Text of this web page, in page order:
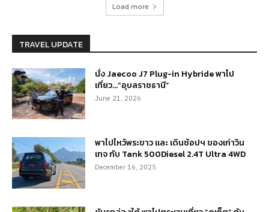
Load more
TRAVEL UPDATE
นั่ง Jaecoo J7 Plug-in Hybride พาไป
เที่ยว…”อุบลราชธานี”
June 21, 2026
พาไปไหว้พระขาว และ เดินช้อปฯ ของเก่าวิน
เทจ กับ Tank 500Diesel 2.4T Ultra 4WD
December 16, 2025